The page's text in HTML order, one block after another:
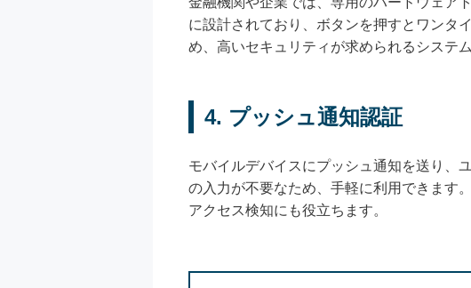
に設計されており、ボタンを押すとワンタ
め、高いセキュリティが求められるシステ
4. プッシュ通知認証
モバイルデバイスにプッシュ通知を送り、
の入力が不要なため、手軽に利用できます
アクセス検知にも役立ちます。